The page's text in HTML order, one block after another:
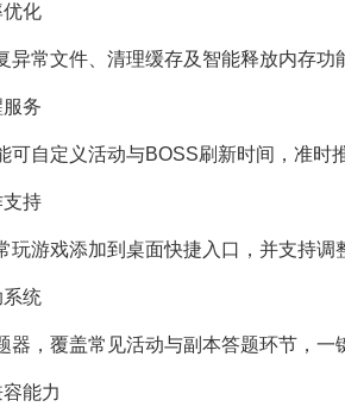
优化​
异常文件、清理缓存及智能释放内存
务​
可自定义活动与BOSS刷新时间，准时
持​
玩游戏添加到桌面快捷入口，并支持
统​
器，覆盖常见活动与副本答题环节，
能力​